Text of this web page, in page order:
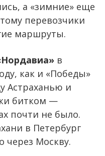
а «зимние» еще
перевозчики
маршруты.
в
как и «Победы»
Астраханью и
битком —
почти не было.
в Петербург
через Москву.